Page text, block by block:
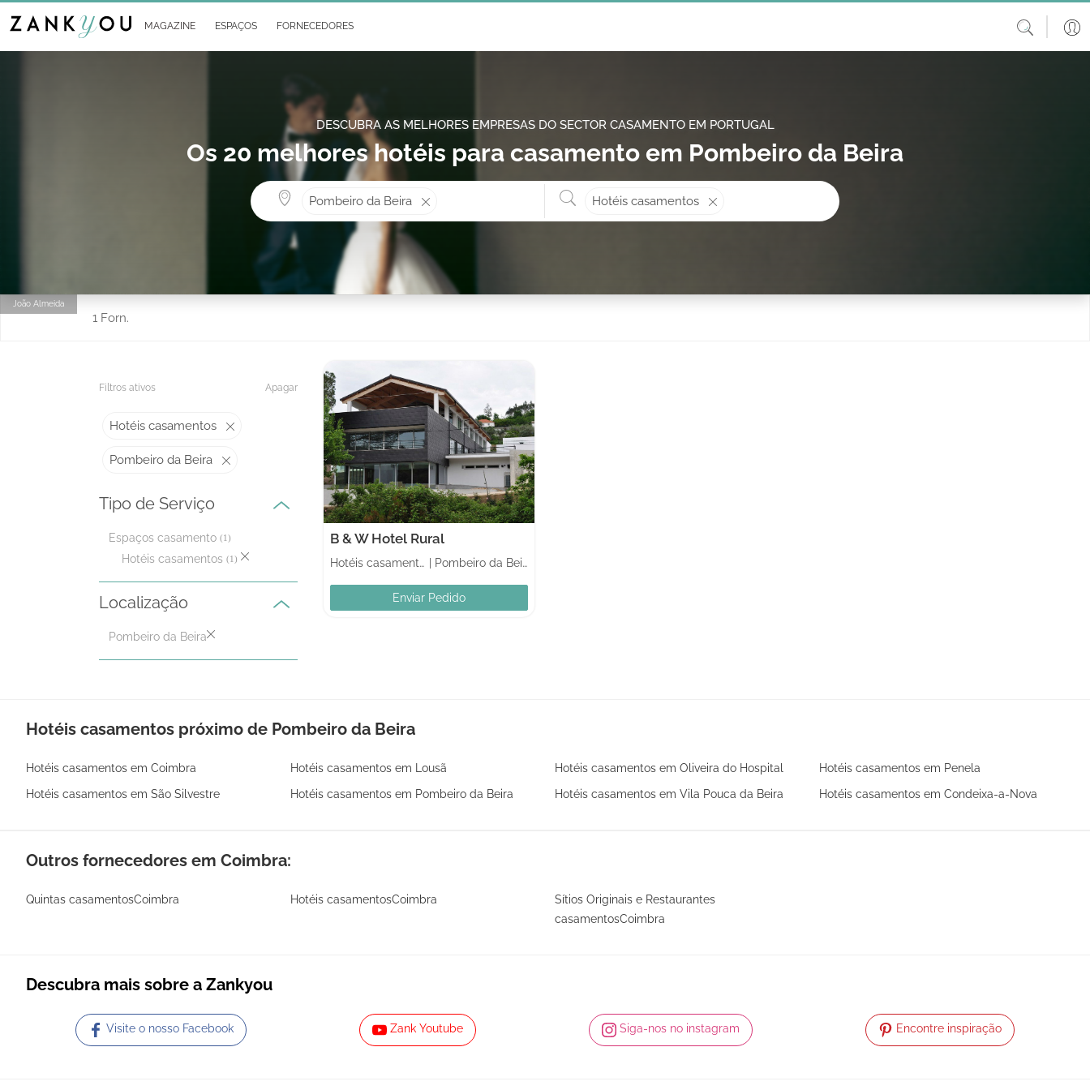
MAGAZINE ESPAÇOS FORNECEDORES
DESCUBRA AS MELHORES EMPRESAS DO SECTOR CASAMENTO EM PORTUGAL
Os 20 melhores hotéis para casamento em Pombeiro da Beira
Pombeiro da Beira Hotéis casamentos
João Almeida
1 Forn.
Filtros ativos Apagar
Hotéis casamentos
Pombeiro da Beira
Tipo de Serviço
Espaços casamento (1)
Hotéis casamentos (1)
Localização
Pombeiro da Beira
B & W Hotel Rural
Hotéis casamentos Pombeiro da Beira
Enviar Pedido
Hotéis casamentos próximo de Pombeiro da Beira
Hotéis casamentos em Coimbra Hotéis casamentos em Lousã Hotéis casamentos em Oliveira do Hospital
Hotéis casamentos em Penela
Hotéis casamentos em São Silvestre
Hotéis casamentos em Pombeiro da Beira Hotéis casamentos em Vila Pouca da Beira Hotéis casamentos em Condeixa-a-Nova
Outros fornecedores em Coimbra:
Quintas casamentosCoimbra Hotéis casamentosCoimbra
Sítios Originais e Restaurantes
casamentosCoimbra
Descubra mais sobre a Zankyou
Visite o nosso Facebook Zank Youtube Siga-nos no instagram Encontre inspiração